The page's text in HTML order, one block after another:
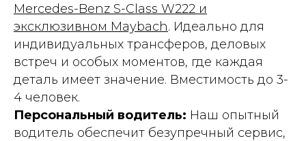
Mercedes-Benz S-Class W222 и
эксклюзивном Maybach. Идеально для
индивидуальных трансферов, деловых
встреч и особых моментов, где каждая
деталь имеет значение. Вместимость до 3-
4 человек.
Персональный водитель: Наш опытный
водитель обеспечит безупречный сервис,